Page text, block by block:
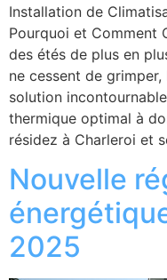
Installation de
Pourquoi et Comment
des étés de plus en
ne cessent de
solution
thermique optimal à
résidez à Charleroi et
Nouvelle
2025